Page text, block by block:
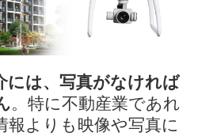
には、写真がなければ
。特に不動産業であれ
報よりも映像や写真に